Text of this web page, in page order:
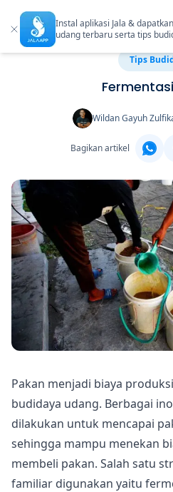
Instal aplikasi Jala &
udang terbaru serta tips
Tips
Wildan Gayuh
Bagikan artikel
Pakan menjadi biaya
budidaya udang. Berbagai
dilakukan untuk mencapai
sehingga mampu menekan
membeli pakan. Salah satu
familiar digunakan yaitu